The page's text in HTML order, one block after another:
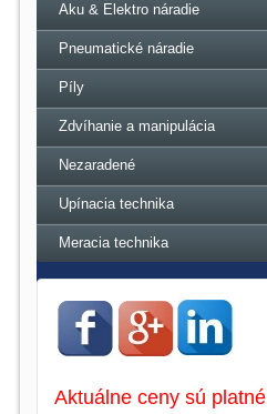
Aku & Elektro náradie
Pneumatické náradie
Píly
Zdvíhanie a manipulácia
Nezaradené
Upínacia technika
Meracia technika
Aktuálne ceny sú platné